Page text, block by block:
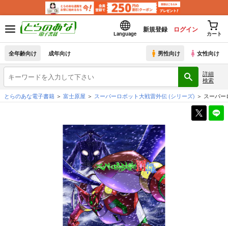
Language
新規登録 ログイン
カート
全年齢向け 成年向け 男性向け 女性向け
詳細
検索
とらのあな電子書籍
富士原屋 スーパーロボット大戦雷外伝 (シリーズ) スーパ